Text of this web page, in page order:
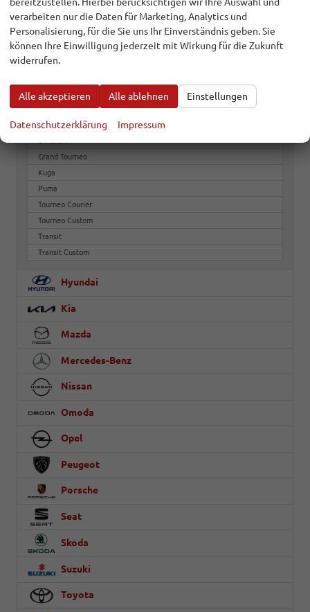
Citroën
Cupra
EVYVO
Ford
Grand Tourneo
Kuga
Puma
Tourneo Courier
Tourneo Custom
Transit
Transit Custom
Hyundai
Kia
Mazda
Mercedes-Benz
Nissan
Omoda
Opel
Peugeot
Porsche
Seat
Skoda
Suzuki
Toyota
verarbeiten nur die Daten für Marketing, Analytics und
Personalisierung, für die Sie uns Ihr Einverständnis geben. Sie
können Ihre Einwilligung jederzeit mit Wirkung für die Zukunft
widerrufen.
Alle akzeptieren Alle ablehnen Einstellungen
Datenschutzerklärung Impressum